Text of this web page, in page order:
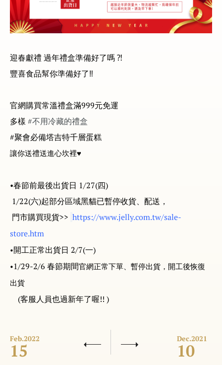
迎春獻禮 過年禮盒準備好了嗎⁈
豐喜食品幫你準備好了‼
官網購買常溫禮盒滿999元免運
多樣 #不用冷藏的禮盒
#聚會必備塔吉特千層蛋糕
讓你送禮送進心坎裡♥
•春節前最後出貨日 1/27(四)
1/22(六)起部分區域黑貓已暫停收貨、配送，
門市購買現貨>> https://www.jelly.com.tw/sale-
store.htm
•開工正常出貨日 2/7(一)
•1/29-2/6 春節期間官網正常下單、暫停出貨，開工後恢復
出貨
(客服人員也過新年了喔!! )
Feb.2022
15 Dec.2021
10